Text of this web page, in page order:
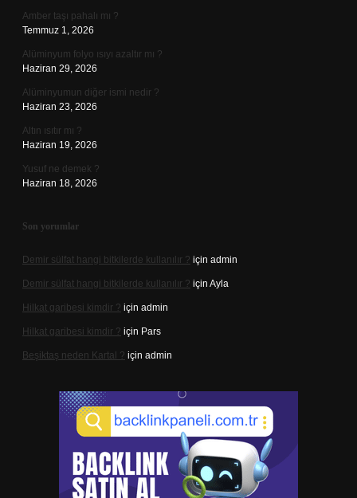
Amber taşı pahalı mı ?
Temmuz 1, 2026
Alüminyum folyo ısıyı azaltır mı ?
Haziran 29, 2026
Alüminyumun diğer ismi nedir ?
Haziran 23, 2026
Altın ısıtır mı ?
Haziran 19, 2026
Yusuf ne demek ?
Haziran 18, 2026
Son yorumlar
Demir sülfat hangi bitkilerde kullanılır ? için admin
Demir sülfat hangi bitkilerde kullanılır ? için Ayla
Hilkat garibesi kimdir ? için admin
Hilkat garibesi kimdir ? için Pars
Beşiktaş neden Kartal ? için admin